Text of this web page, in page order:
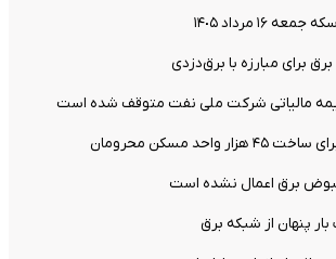
١۶ مرداد ١۴٠۵
برای مبارزه با برق‌دزدی
مالیاتی شرکت ملی نفت متوقف شده است
واحد مسکن محرومان
برق اعمال نشده است